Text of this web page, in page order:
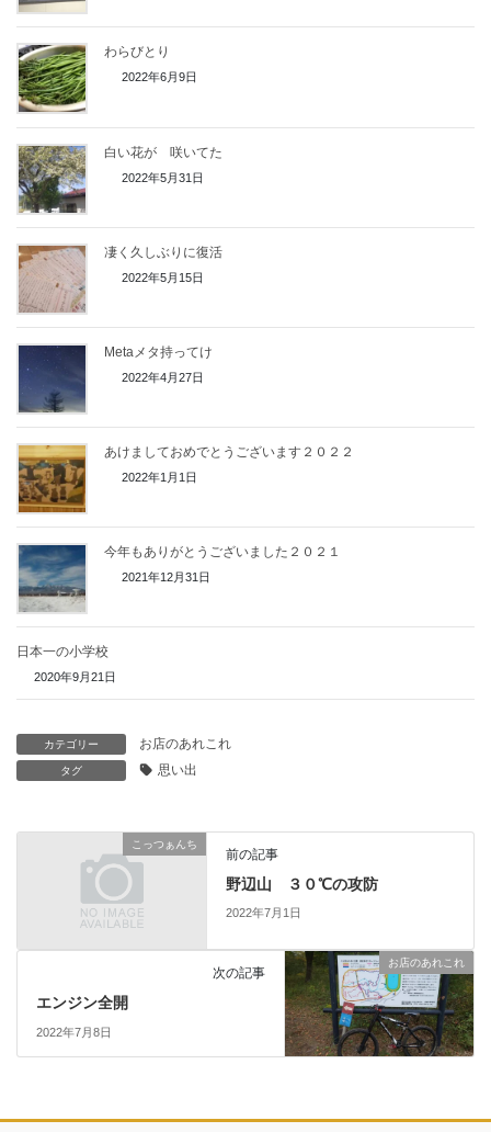
わらびとり
2022年6月9日
白い花が 咲いてた
2022年5月31日
凄く久しぶりに復活
2022年5月15日
Metaメタ持ってけ
2022年4月27日
あけましておめでとうございます２０２２
2022年1月1日
今年もありがとうございました２０２１
2021年12月31日
日本一の小学校
2020年9月21日
カテゴリー お店のあれこれ
タグ 思い出
こっつぁんち
前の記事
野辺山 ３０℃の攻防
2022年7月1日
お店のあれこれ
次の記事
エンジン全開
2022年7月8日